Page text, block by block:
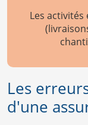
Les
Les
d'une